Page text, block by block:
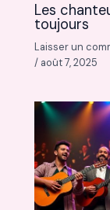
Les
toujours
Laisser un
/ août 7, 2025